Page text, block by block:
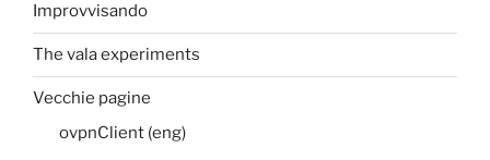
Improvvisando
The vala experiments
Vecchie pagine
ovpnClient (eng)